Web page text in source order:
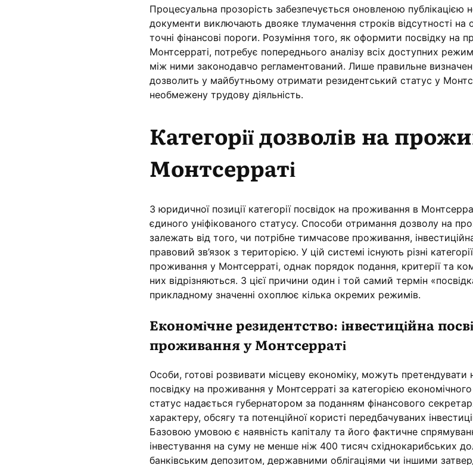
Процесуальна прозорість забезпечується оновленою публікацією
документи виключають двояке тлумачення строків відсутності на
точні фінансові пороги. Розуміння того, як оформити посвідку на
Монтсерраті, потребує попереднього аналізу всіх доступних
між ними законодавчо регламентований. Лише правильне
дозволить у майбутньому отримати резидентський статус у
необмежену трудову діяльність.
Категорії дозволів на
Монтсерраті
З юридичної позиції категорії посвідок на проживання в
єдиного уніфікованого статусу. Способи отримання дозволу на
залежать від того, чи потрібне тимчасове проживання,
правовий зв’язок з територією. У цій системі існують різні
проживання у Монтсерраті, однак порядок подання, критерії та
них відрізняються. З цієї причини один і той самий термін
прикладному значенні охоплює кілька окремих режимів.
Економічне резидентство: інвестиційна
проживання у Монтсерраті
Особи, готові розвивати місцеву економіку, можуть претендувати
посвідку на проживання у Монтсерраті за категорією
статус надається губернатором за поданням фінансового
характеру, обсягу та потенційної користі передбачуваних
Базовою умовою є наявність капіталу та його фактичне
інвестування на суму не менше ніж 400 тисяч східнокарибських
банківським депозитом, державними облігаціями чи іншими